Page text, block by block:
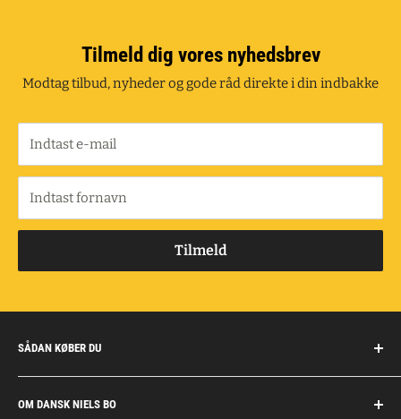
Tilmeld dig vores nyhedsbrev
Modtag tilbud, nyheder og gode råd direkte i din indbakke
Indtast e-mail
Indtast fornavn
Tilmeld
SÅDAN KØBER DU
Handelsbetingelser
Fragt og retur
OM DANSK NIELS BO